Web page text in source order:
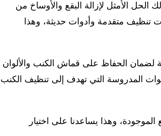
الأمثل لإزالة البقع والأوساخ من
تنظيف متقدمة وأدوات حديثة، وهذا
لضمان الحفاظ على قماش الكنب والألوان
المدروسة التي تهدف إلى تنظيف الكنب
الموجودة، وهذا يساعدنا على اختيار